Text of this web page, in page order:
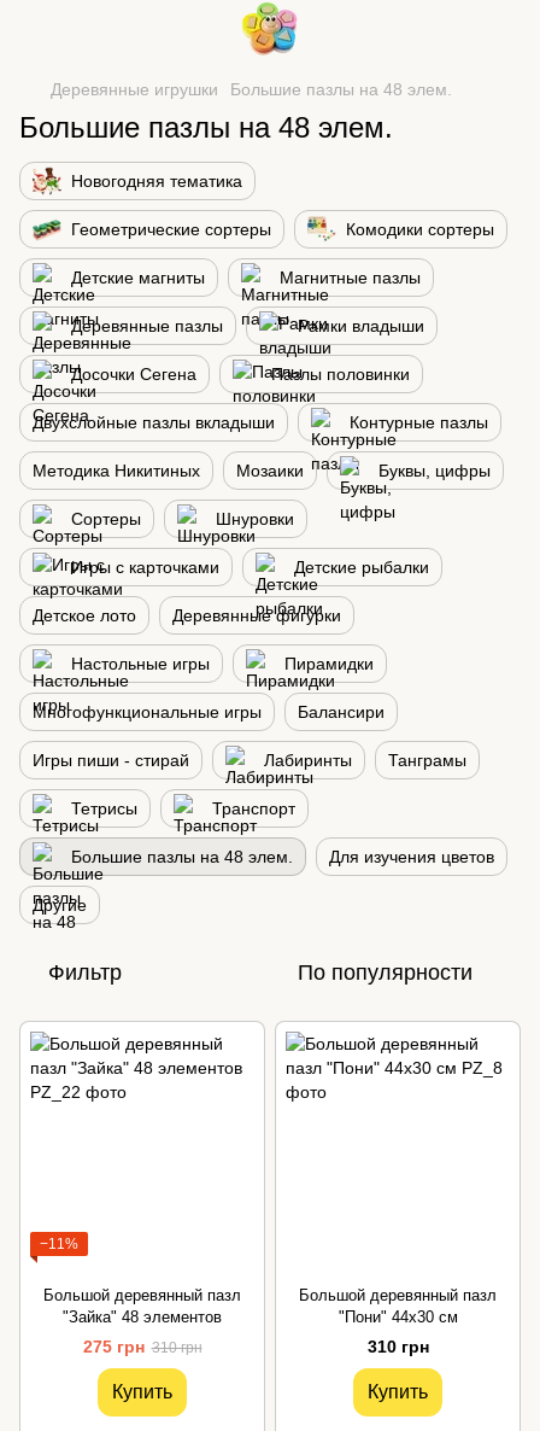
Деревянные игрушки Большие пазлы на 48 элем.
Большие пазлы на 48 элем.
Новогодняя тематика
Геометрические сортеры Комодики сортеры
Детские магниты Магнитные пазлы
Деревянные пазлы Рамки владыши
Досочки Сегена Пазлы половинки
Двухслойные пазлы вкладыши Контурные пазлы
Методика Никитиных Мозаики Буквы, цифры
Сортеры Шнуровки
Игры с карточками Детские рыбалки
Детское лото Деревянные фигурки
Настольные игры Пирамидки
Многофункциональные игры Балансири
Игры пиши - стирай Лабиринты Танграмы
Тетрисы Транспорт
Большие пазлы на 48 элем. Для изучения цветов
Другие
Фильтр По популярности
−11%
Большой деревянный пазл
"Зайка" 48 элементов
275 грн 310 грн
Купить
Большой деревянный пазл
"Пони" 44х30 см
310 грн
Купить